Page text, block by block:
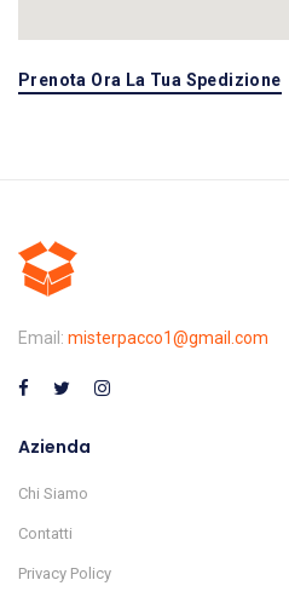
Prenota Ora La Tua Spedizione
Email: misterpacco1@gmail.com
Azienda
Chi Siamo
Contatti
Privacy Policy